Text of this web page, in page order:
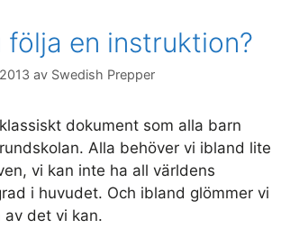
följa en instruktion?
av Swedish Prepper
dokument som alla barn
Alla behöver vi ibland lite
vi kan inte ha all världens
i huvudet. Och ibland glömmer vi
det vi kan.